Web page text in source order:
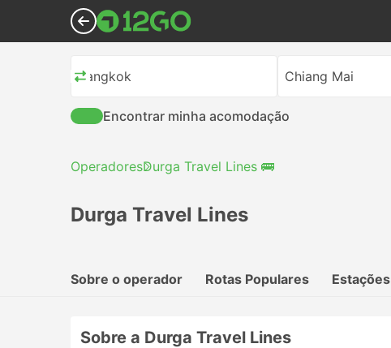
Bangkok Chiang Mai
Encontrar minha acomodação
OperadoresDurga Travel Lines 🚌
Durga Travel Lines
Sobre o operador
Rotas Populares Estações
Sobre a Durga Travel Lines